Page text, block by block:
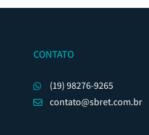
CONTATO
(19) 98276-9265
contato@sbret.com.br